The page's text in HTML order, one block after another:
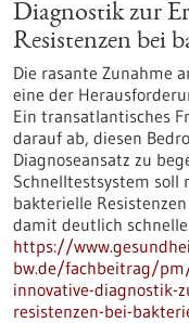
Diagnostik zur
Resistenzen bei
Die rasante Zunahme
eine der
Ein transatlantisches
darauf ab, diesen
Diagnoseansatz zu
Schnelltestsystem soll
bakterielle
damit deutlich
https://
bw.de/fachbeitrag/
innovative-diagnostik-
resistenzen-bei-